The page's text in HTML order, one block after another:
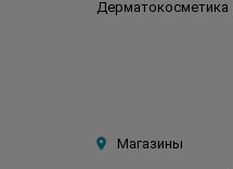
Дерматокосметика
Магазины